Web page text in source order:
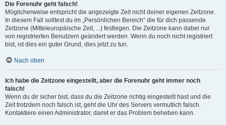
Die Forenuhr geht falsch!
Möglicherweise entspricht die angezeigte Zeit nicht deiner eigenen Zeitzone.
In diesem Fall solltest du im „Persönlichen Bereich“ die für dich passende
Zeitzone (Mitteleuropäische Zeit, ...) festlegen. Die Zeitzone kann dabei nur
von registrierten Benutzern geändert werden. Wenn du noch nicht registriert
bist, ist dies ein guter Grund, dies jetzt zu tun.
Nach oben
Ich habe die Zeitzone eingestellt, aber die Forenuhr geht immer noch
falsch!
Wenn du dir sicher bist, dass du die Zeitzone richtig eingestellt hast und die
Zeit trotzdem noch falsch ist, geht die Uhr des Servers vermutlich falsch.
Kontaktiere einen Administrator, damit er das Problem beheben kann.